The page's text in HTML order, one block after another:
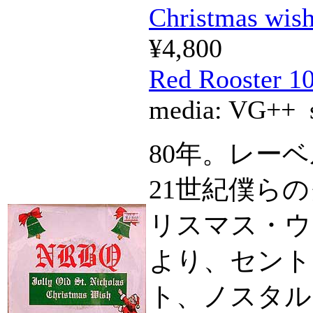
Christmas
¥4,800
Red Rooster
media: VG++
80年。レー
21世紀僕ら
リスマス・
より、セン
ト、ノスタ